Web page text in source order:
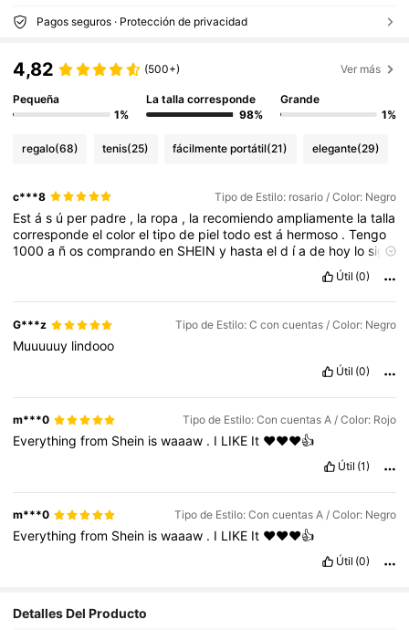
Pagos seguros · Protección de privacidad
4,82 (500+) Ver más
Pequeña
1%
La talla corresponde
98%
Grande
1%
regalo(68) tenis(25) fácilmente portátil(21) elegante(29)
c***8 Tipo de Estilo: rosario / Color: Negro
Estás ú per padre , la ropa , la recomiendoampliamente latalla
correspondeelcoloreltipode pieltodoestá hermoso .Tengo
1000a ñoscomprandoen SHEINy hastaeld íade hoy losigo
buena
Útil (0)
G***z Tipo de Estilo: C con cuentas / Color: Negro
Muuuuuy lindooo
Útil (0)
m***0 Tipo de Estilo: Con cuentas A / Color: Rojo
Everythingfrom Shein iswaaaw . I LIKE It ❤️❤️❤️👍
Útil (1)
m***0 Tipo de Estilo: Con cuentas A / Color: Negro
Everythingfrom Shein iswaaaw . I LIKE It ❤️❤️❤️👍
Útil (0)
Detalles Del Producto
4,89 500 Seguidores